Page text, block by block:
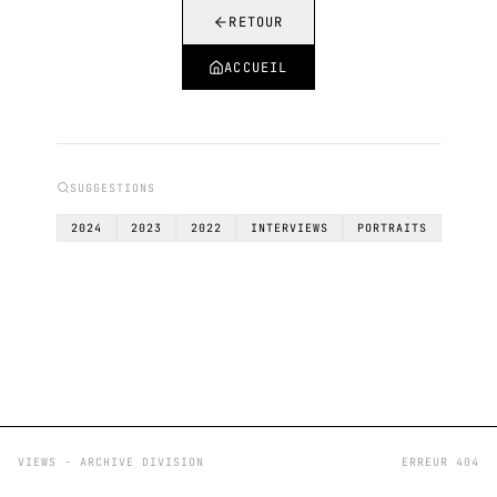
RETOUR
ACCUEIL
SUGGESTIONS
2024 2023 2022 INTERVIEWS PORTRAITS
VIEWS - ARCHIVE DIVISION ERREUR 404